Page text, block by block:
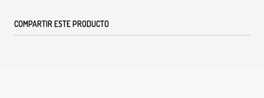
COMPARTIR ESTE PRODUCTO